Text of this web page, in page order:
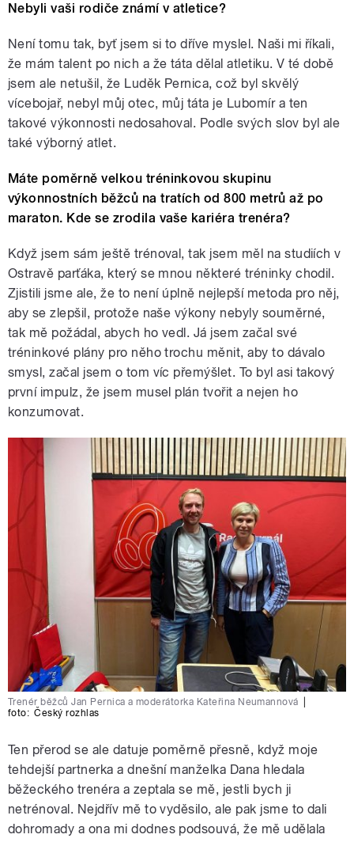
Nebyli vaši rodiče známí v atletice?
Není tomu tak, byť jsem si to dříve myslel. Naši mi říkali,
že mám talent po nich a že táta dělal atletiku. V té době
jsem ale netušil, že Luděk Pernica, což byl skvělý
vícebojař, nebyl můj otec, můj táta je Lubomír a ten
takové výkonnosti nedosahoval. Podle svých slov byl ale
také výborný atlet.
Máte poměrně velkou tréninkovou skupinu
výkonnostních běžců na tratích od 800 metrů až po
maraton. Kde se zrodila vaše kariéra trenéra?
Když jsem sám ještě trénoval, tak jsem měl na studiích v
Ostravě parťáka, který se mnou některé tréninky chodil.
Zjistili jsme ale, že to není úplně nejlepší metoda pro něj,
aby se zlepšil, protože naše výkony nebyly souměrné,
tak mě požádal, abych ho vedl. Já jsem začal své
tréninkové plány pro něho trochu měnit, aby to dávalo
smysl, začal jsem o tom víc přemýšlet. To byl asi takový
první impulz, že jsem musel plán tvořit a nejen ho
konzumovat.
Trenér běžců Jan Pernica a moderátorka Kateřina Neumannová
foto: Český rozhlas
Ten přerod se ale datuje poměrně přesně, když moje
tehdejší partnerka a dnešní manželka Dana hledala
běžeckého trenéra a zeptala se mě, jestli bych ji
netrénoval. Nejdřív mě to vyděsilo, ale pak jsme to dali
dohromady a ona mi dodnes podsouvá, že mě udělala